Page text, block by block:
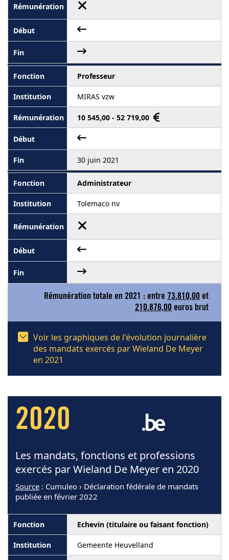
Professeur
MIRAS vzw
10 545,00 - 52 719,00
30 juin 2021
Administrateur
Tolemaco nv
Rémunération totale en 2021 : entre 73.810,00 et
210.876,00 euros brut
Voir les graphiques de l'évolution journalière
des mandats exercés par Wieland De Meyer
en 2021
2020
Les mandats, fonctions et professions
exercés par Wieland De Meyer en 2020
Source : Cumuleo › Déclaration fédérale de mandats
publiée en février 2022
Echevin (titulaire ou faisant fonction)
Gemeente Heuvelland